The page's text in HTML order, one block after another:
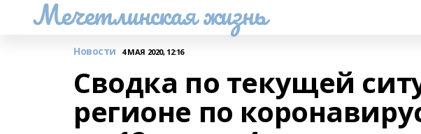
Мечетлинская жизнь
Новости 4 МАЯ 2020, 12:16
Сводка по текущей
регионе по